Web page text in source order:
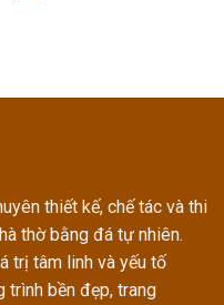
thiết kế, chế tác và thi
thờbằng đá tự nhiên.
trị tâm linh và yếu tố
trình bền đẹp, trang